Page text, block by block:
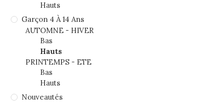
Hauts
Garçon 4 À 14 Ans
AUTOMNE - HIVER
Bas
Hauts
PRINTEMPS - ETE
Bas
Hauts
Nouveautés